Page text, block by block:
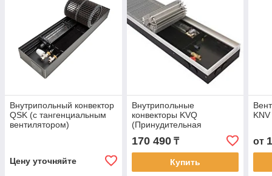
Внутрипольный конвектор
QSK (с тангенциальным
вентилятором)
Цену уточняйте
Внутрипольные
конвекторы KVQ
(Принудительная
конвекция)
170 490₸
Купить
от